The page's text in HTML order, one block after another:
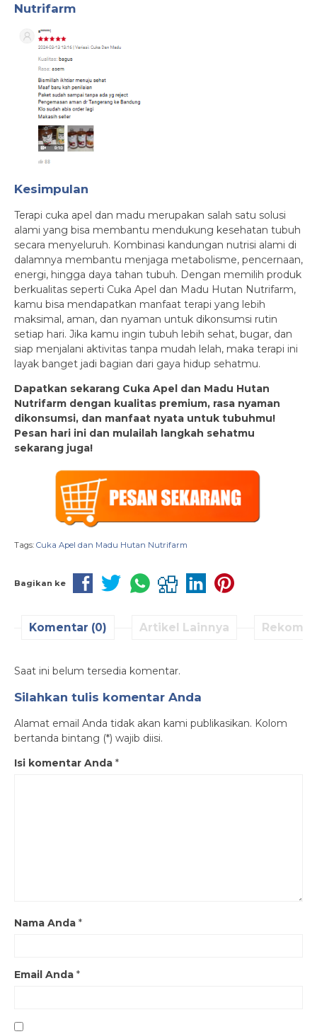
Nutrifarm
Kesimpulan
Terapi cuka apel dan madu merupakan salah satu solusi
alami yang bisa membantu mendukung kesehatan tubuh
secara menyeluruh. Kombinasi kandungan nutrisi alami di
dalamnya membantu menjaga metabolisme, pencernaan,
energi, hingga daya tahan tubuh. Dengan memilih produk
berkualitas seperti Cuka Apel dan Madu Hutan Nutrifarm,
kamu bisa mendapatkan manfaat terapi yang lebih
maksimal, aman, dan nyaman untuk dikonsumsi rutin
setiap hari. Jika kamu ingin tubuh lebih sehat, bugar, dan
siap menjalani aktivitas tanpa mudah lelah, maka terapi ini
layak banget jadi bagian dari gaya hidup sehatmu.
Dapatkan sekarang Cuka Apel dan Madu Hutan
Nutrifarm dengan kualitas premium, rasa nyaman
dikonsumsi, dan manfaat nyata untuk tubuhmu!
Pesan hari ini dan mulailah langkah sehatmu
sekarang juga!
Tags: Cuka Apel dan Madu Hutan Nutrifarm
Bagikan ke
Komentar (0) Artikel Lainnya
Saat ini belum tersedia komentar.
Silahkan tulis komentar Anda
Alamat email Anda tidak akan kami publikasikan. Kolom
bertanda bintang (*) wajib diisi.
Isi komentar Anda *
Nama Anda *
Email Anda *